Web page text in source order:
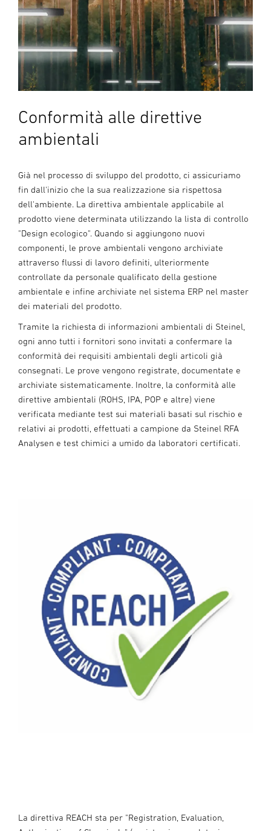
Conformità alle direttive
ambientali
Già nel processo di sviluppo del prodotto, ci assicuriamo
fin dall'inizio che la sua realizzazione sia rispettosa
dell'ambiente. La direttiva ambientale applicabile al
prodotto viene determinata utilizzando la lista di controllo
"Design ecologico". Quando si aggiungono nuovi
componenti, le prove ambientali vengono archiviate
attraverso flussi di lavoro definiti, ulteriormente
controllate da personale qualificato della gestione
ambientale e infine archiviate nel sistema ERP nel master
dei materiali del prodotto.
Tramite la richiesta di informazioni ambientali di Steinel,
ogni anno tutti i fornitori sono invitati a confermare la
conformità dei requisiti ambientali degli articoli già
consegnati. Le prove vengono registrate, documentate e
archiviate sistematicamente. Inoltre, la conformità alle
direttive ambientali (ROHS, IPA, POP e altre) viene
verificata mediante test sui materiali basati sul rischio e
relativi ai prodotti, effettuati a campione da Steinel RFA
Analysen e test chimici a umido da laboratori certificati.
La direttiva REACH sta per "Registration, Evaluation,